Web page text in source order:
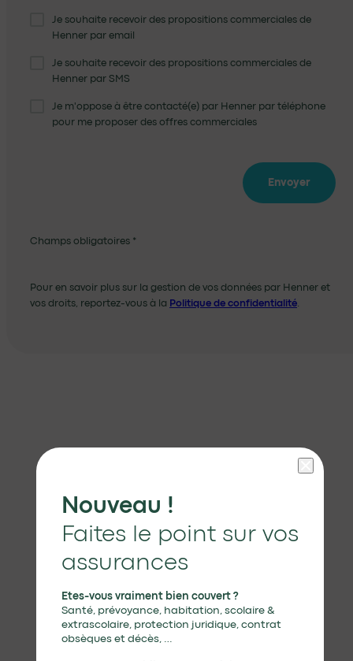
Je souhaite recevoir des propositions commerciales de
Henner par email
Je souhaite recevoir des propositions commerciales de
Henner par SMS
Je m'oppose à être contacté(e) par Henner par téléphone
pour me proposer des offres commerciales
Envoyer
Champs obligatoires *
Pour en savoir plus sur la gestion de vos données par Henner et
vos droits, reportez-vous à la Politique de confidentialité
Nouveau !
Faites le point sur vos
assurances
Etes-vous vraiment bien couvert ?
Santé, prévoyance, habitation, scolaire &
extrascolaire, protection juridique, contrat
obsèques et décès, …